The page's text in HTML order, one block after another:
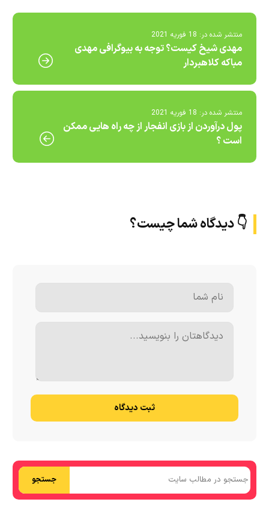
منتشر شده در: 18 فوریه 2021
مهدی شیخ کیست؟ توجه به بیوگرافی مهدی
مباکه کلاهبردار
منتشر شده در: 18 فوریه 2021
پول درآوردن از بازی انفجار از چه راه هایی ممکن
است ؟
👇 دیدگاه شما چیست؟
ثبت دیدگاه
جستجو